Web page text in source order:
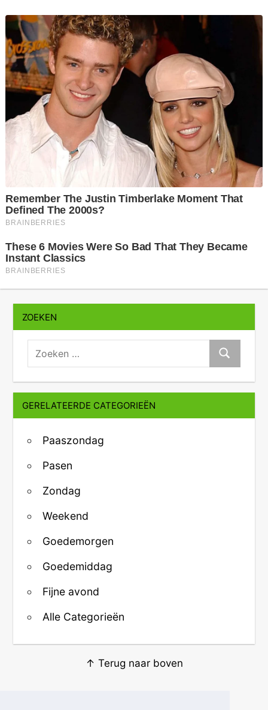
ZOEKEN
zoeken:
Zoeken
GERELATEERDE CATEGORIEËN
Paaszondag
Pasen
Zondag
Weekend
Goedemorgen
Goedemiddag
Fijne avond
Alle Categorieën
↑ Terug naar boven